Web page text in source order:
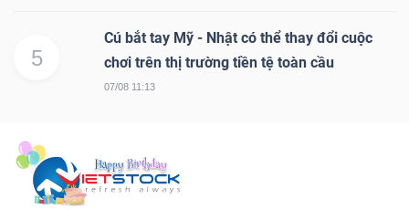
5
Cú bắt tay Mỹ - Nhật có thể thay đổi cuộc
chơi trên thị trường tiền tệ toàn cầu
07/08 11:13